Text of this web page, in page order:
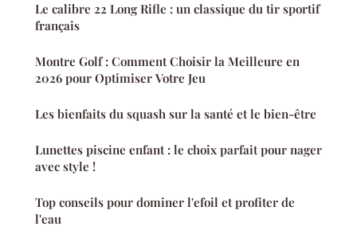
Le calibre 22 Long Rifle : un classique du tir sportif
français
Montre Golf : Comment Choisir la Meilleure en
2026 pour Optimiser Votre Jeu
Les bienfaits du squash sur la santé et le bien-être
Lunettes piscine enfant : le choix parfait pour nager
avec style !
Top conseils pour dominer l'efoil et profiter de
l'eau